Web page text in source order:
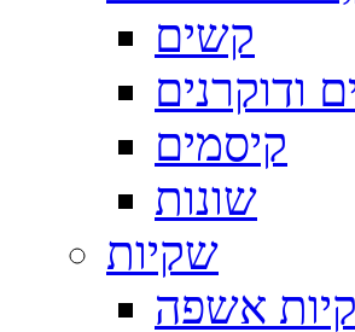
קשים
ודוקרנים
קיסמים
שונות
שקיות
אשפה